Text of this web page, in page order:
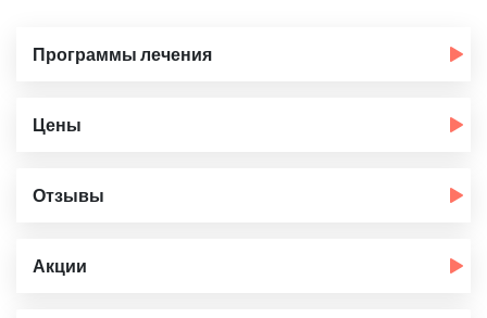
Программы лечения
Цены
Отзывы
Акции